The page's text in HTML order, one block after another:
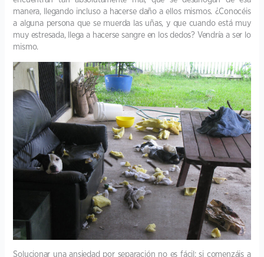
manera, llegando incluso a hacerse daño a ellos mismos. ¿Conocéis
a alguna persona que se muerda las uñas, y que cuando está muy
muy estresada, llega a hacerse sangre en los dedos? Vendría a ser lo
mismo.
Solucionar una ansiedad por separación no es fácil: si comenzáis a